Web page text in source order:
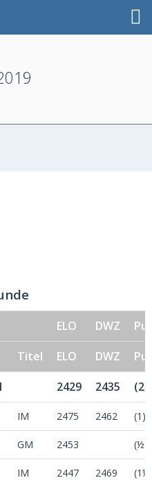
ELO DWZ
Titel ELO DWZ
2429 2435 (2)
IM 2475 2462 (1)
GM 2453 (½)
IM 2447 2469